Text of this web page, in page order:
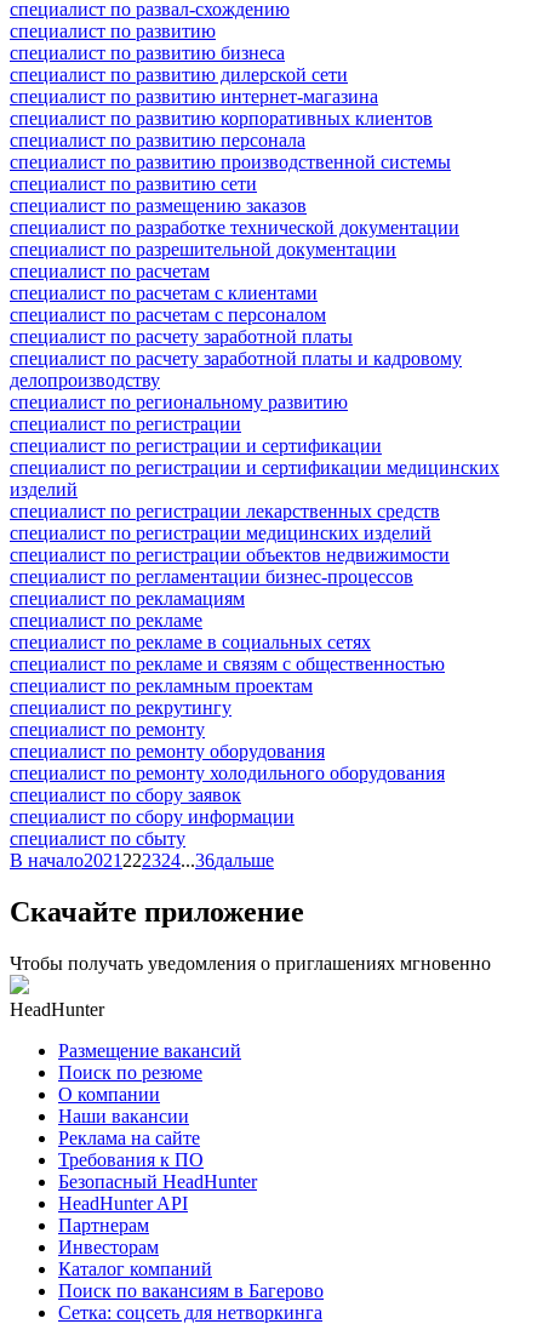
специалист по развал-схождению
специалист по развитию
специалист по развитию бизнеса
специалист по развитию дилерской сети
специалист по развитию интернет-магазина
специалист по развитию корпоративных клиентов
специалист по развитию персонала
специалист по развитию производственной системы
специалист по развитию сети
специалист по размещению заказов
специалист по разработке технической документации
специалист по разрешительной документации
специалист по расчетам
специалист по расчетам с клиентами
специалист по расчетам с персоналом
специалист по расчету заработной платы
специалист по расчету заработной платы и кадровому
делопроизводству
специалист по региональному развитию
специалист по регистрации
специалист по регистрации и сертификации
специалист по регистрации и сертификации медицинских
изделий
специалист по регистрации лекарственных средств
специалист по регистрации медицинских изделий
специалист по регистрации объектов недвижимости
специалист по регламентации бизнес-процессов
специалист по рекламациям
специалист по рекламе
специалист по рекламе в социальных сетях
специалист по рекламе и связям с общественностью
специалист по рекламным проектам
специалист по рекрутингу
специалист по ремонту
специалист по ремонту оборудования
специалист по ремонту холодильного оборудования
специалист по сбору заявок
специалист по сбору информации
специалист по сбыту
В начало2021 222324...36дальше
Скачайте приложение
Чтобы получать уведомления о приглашениях мгновенно
HeadHunter
Размещение вакансий
Поиск по резюме
О компании
Наши вакансии
Реклама на сайте
Требования к ПО
Безопасный HeadHunter
HeadHunter API
Партнерам
Инвесторам
Каталог компаний
Поиск по вакансиям в Багерово
Сетка: соцсеть для нетворкинга